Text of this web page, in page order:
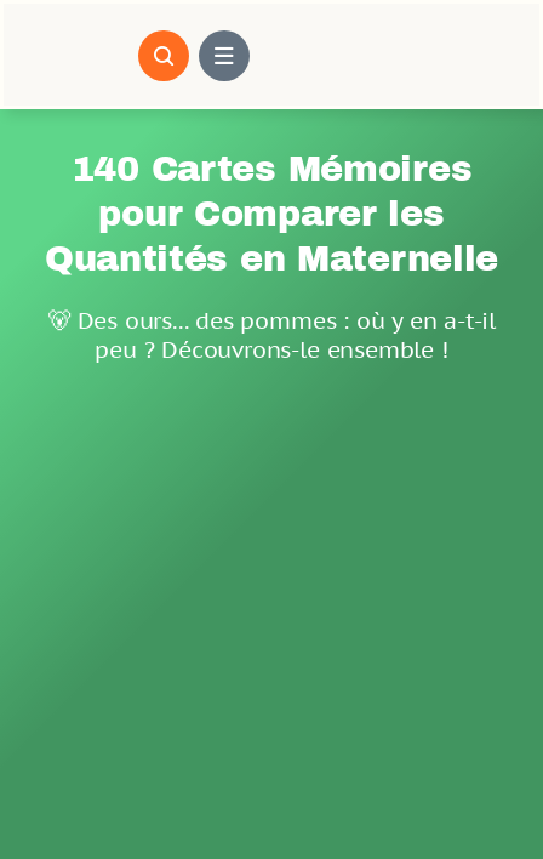
140 Cartes Mémoires
pour Comparer les
Quantités en Maternelle
🐻 Des ours... des pommes : où y en a-t-il
peu ? Découvrons-le ensemble !